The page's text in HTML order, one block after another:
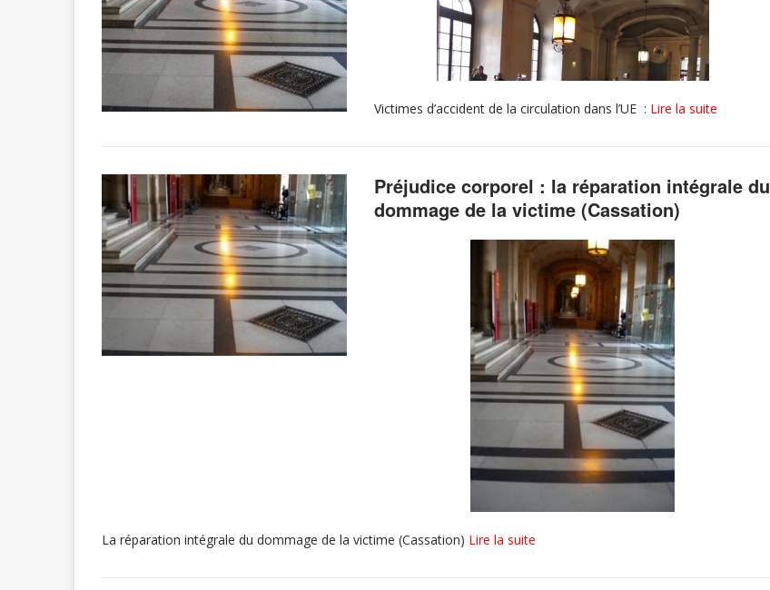
Victimes d’accident de la circulation dans l’UE : Lire la suite
Préjudice corporel : la réparation intégrale du
dommage de la victime (Cassation)
La réparation intégrale du dommage de la victime (Cassation) Lire la suite